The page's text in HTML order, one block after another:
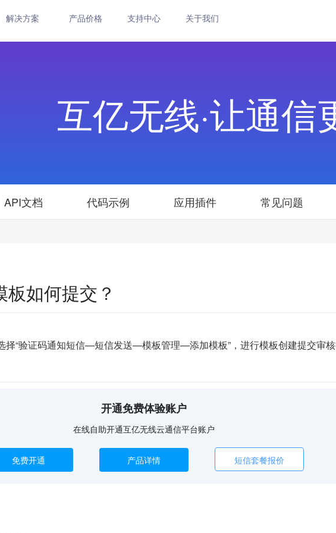
解决方案 产品价格 支持中心 关于我们
互亿无线·让通信
API文档 代码示例 应用插件 常见问题
如何提交？
择“验证码通知短信—短信发送—模板管理—添加模板”，进行模板创建提交审核
开通免费体验账户
在线自助开通互亿无线云通信平台账户
免费开通 产品详情 短信套餐报价